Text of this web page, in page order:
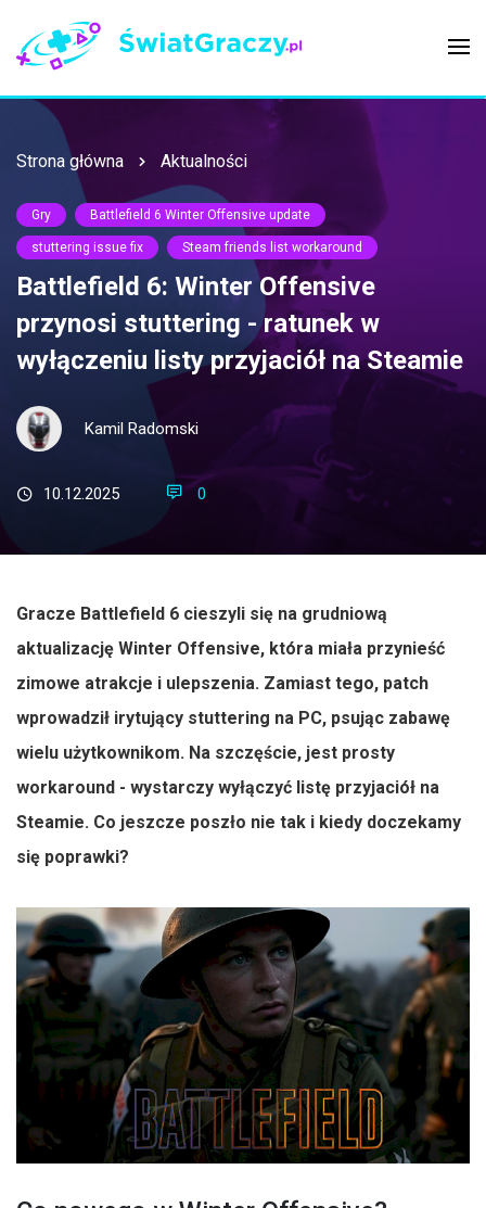
Strona główna Aktualności
Gry Battlefield 6 Winter Offensive update
stuttering issue fix Steam friends list workaround
Battlefield 6: Winter Offensive
przynosi stuttering - ratunek w
wyłączeniu listy przyjaciół na Steamie
Kamil Radomski
10.12.2025 0
Gracze Battlefield 6 cieszyli się na grudniową
aktualizację Winter Offensive, która miała przynieść
zimowe atrakcje i ulepszenia. Zamiast tego, patch
wprowadził irytujący stuttering na PC, psując zabawę
wielu użytkownikom. Na szczęście, jest prosty
workaround - wystarczy wyłączyć listę przyjaciół na
Steamie. Co jeszcze poszło nie tak i kiedy doczekamy
się poprawki?